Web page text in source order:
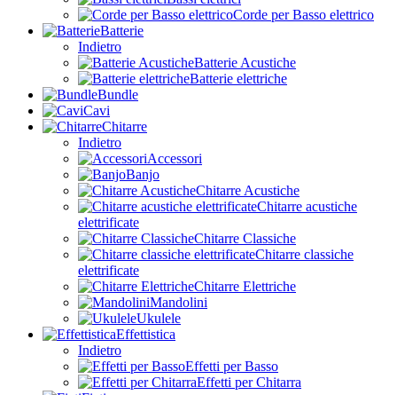
Corde per Basso elettrico
Batterie
Indietro
Batterie Acustiche
Batterie elettriche
Bundle
Cavi
Chitarre
Indietro
Accessori
Banjo
Chitarre Acustiche
Chitarre acustiche
elettrificate
Chitarre Classiche
Chitarre classiche
elettrificate
Chitarre Elettriche
Mandolini
Ukulele
Effettistica
Indietro
Effetti per Basso
Effetti per Chitarra